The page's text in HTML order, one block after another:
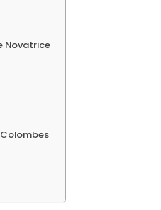
Novatrice